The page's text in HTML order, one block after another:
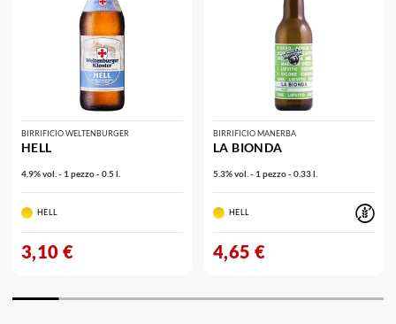
BIRRIFICIO WELTENBURGER
HELL
4.9% vol. - 1 pezzo - 0.5 l.
HELL
3,10 €
BIRRIFICIO MANERBA
LA BIONDA
5.3% vol. - 1 pezzo - 0.33 l.
HELL
4,65 €